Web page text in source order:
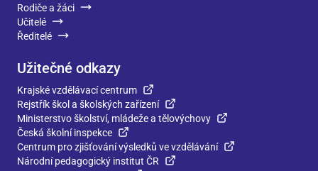
Rodiče a žáci
Učitelé
Ředitelé
Užitečné odkazy
Krajské vzdělávací centrum
Rejstřík škol a školských zařízení
Ministerstvo školství, mládeže a tělovýchovy
Česká školní inspekce
Centrum pro zjišťování výsledků ve vzdělávání
Národní pedagogický institut ČR